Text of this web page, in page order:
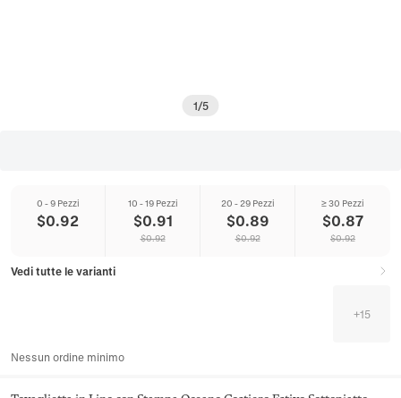
1/5
0 - 9 Pezzi
$0.92
10 - 19 Pezzi
$0.91
$0.92
20 - 29 Pezzi
$0.89
$0.92
≥ 30 Pezzi
$0.87
$0.92
Vedi tutte le varianti
+15
Nessun ordine minimo